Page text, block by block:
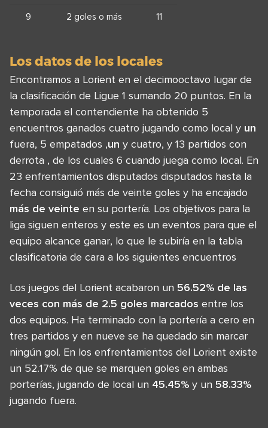
9 2 goles o más 11
Los datos de los locales
Encontramos a Lorient en el decimooctavo lugar de
la clasificación de Ligue 1 sumando 20 puntos. En la
temporada el contendiente ha obtenido 5
encuentros ganados cuatro jugando como local y un
fuera, 5 empatados ,un y cuatro, y 13 partidos con
derrota , de los cuales 6 cuando juega como local. En
23 enfrentamientos disputados disputados hasta la
fecha consiguió más de veinte goles y ha encajado
más de veinte en su portería. Los objetivos para la
liga siguen enteros y este es un eventos para que el
equipo alcance ganar, lo que le subiría en la tabla
clasificatoria de cara a los siguientes encuentros
Los juegos del Lorient acabaron un 56.52% de las
veces con más de 2.5 goles marcados entre los
dos equipos. Ha terminado con la portería a cero en
tres partidos y en nueve se ha quedado sin marcar
ningún gol. En los enfrentamientos del Lorient existe
un 52.17% de que se marquen goles en ambas
porterías, jugando de local un 45.45% y un 58.33%
jugando fuera.